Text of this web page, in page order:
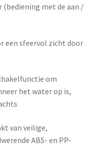
(bediening met de aan /
een sfeervol zicht door
om
het water op is,
van veilige,
ABS- en PP-